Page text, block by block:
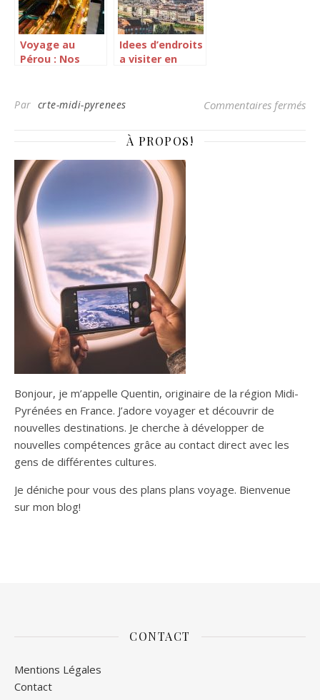
Voyage au
Pérou : Nos
en société
Idees d’endroits
a visiter en
Par crte-midi-pyrenees Commentaires fermés
À PROPOS!
Bonjour, je m’appelle Quentin, originaire de la région Midi-
Pyrénées en France. J’adore voyager et découvrir de
nouvelles destinations. Je cherche à développer de
nouvelles compétences grâce au contact direct avec les
gens de différentes cultures.
Je déniche pour vous des plans plans voyage. Bienvenue
sur mon blog!
CONTACT
Mentions Légales
Contact